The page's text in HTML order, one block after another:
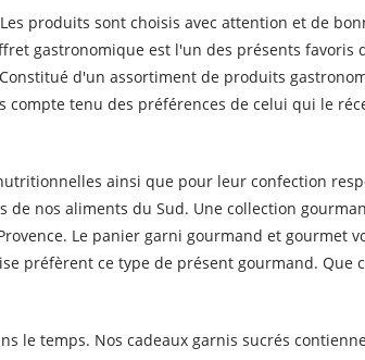
produits sont choisis avec attention et de
gastronomique est l'un des présents favoris
d'un assortiment de produits
tenu des préférences de celui qui le
ainsi que pour leur confection
nos aliments du Sud. Une collection
Le panier garni gourmand et gourmet
préfèrent ce type de présent gourmand. Que
le temps. Nos cadeaux garnis sucrés